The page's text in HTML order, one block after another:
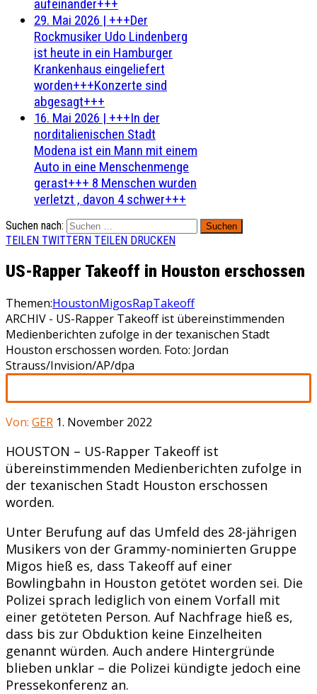
aufeinander+++
29. Mai 2026 | +++Der
Rockmusiker Udo Lindenberg
ist heute in ein Hamburger
Krankenhaus eingeliefert
worden+++Konzerte sind
abgesagt+++
16. Mai 2026 | +++In der
norditalienischen Stadt
Modena ist ein Mann mit einem
Auto in eine Menschenmenge
gerast+++ 8 Menschen wurden
verletzt , davon 4 schwer+++
Suchen nach:
TEILEN TWITTERN TEILEN DRUCKEN
US-Rapper Takeoff in Houston erschossen
Themen:HoustonMigosRapTakeoff
ARCHIV - US-Rapper Takeoff ist übereinstimmenden
Medienberichten zufolge in der texanischen Stadt
Houston erschossen worden. Foto: Jordan
Strauss/Invision/AP/dpa
Von: GER 1. November 2022
HOUSTON – US-Rapper Takeoff ist
übereinstimmenden Medienberichten zufolge in
der texanischen Stadt Houston erschossen
worden.
Unter Berufung auf das Umfeld des 28-jährigen
Musikers von der Grammy-nominierten Gruppe
Migos hieß es, dass Takeoff auf einer
Bowlingbahn in Houston getötet worden sei. Die
Polizei sprach lediglich von einem Vorfall mit
einer getöteten Person. Auf Nachfrage hieß es,
dass bis zur Obduktion keine Einzelheiten
genannt würden. Auch andere Hintergründe
blieben unklar – die Polizei kündigte jedoch eine
Pressekonferenz an.